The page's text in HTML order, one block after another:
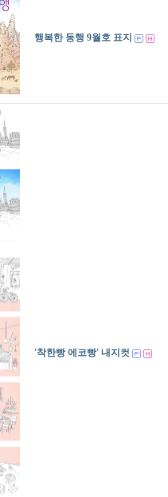
행복한 동행 9월호 표지
'착한빵 에코빵' 내지컷